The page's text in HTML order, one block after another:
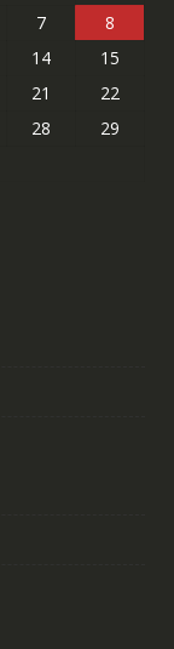
7
8
14
15
21
22
28
29